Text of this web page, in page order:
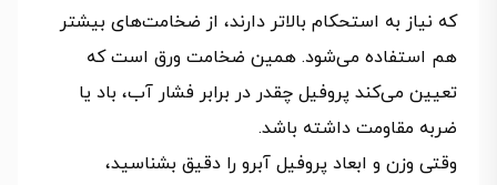
که نیاز به استحکام بالاتر دارند، از ضخامت‌های بیشتر
هم استفاده می‌شود. همین ضخامت ورق است که
تعیین می‌کند پروفیل چقدر در برابر فشار آب، باد یا
ضربه مقاومت داشته باشد.
وقتی وزن و ابعاد پروفیل آبرو را دقیق بشناسید،